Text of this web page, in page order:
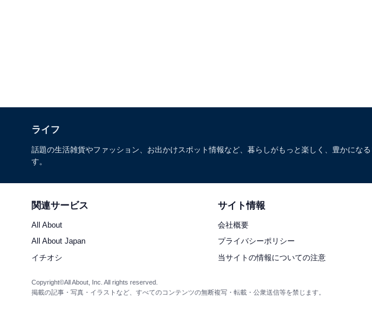
ライフ
話題の生活雑貨やファッション、お出かけスポット情報など、暮らしがもっと楽しく、豊かにな
す。
関連サービス
All About
All About Japan
イチオシ
サイト情報
会社概要
プライバシーポリシー
当サイトの情報についての注意
Copyright©All About, Inc. All rights reserved.
掲載の記事・写真・イラストなど、すべてのコンテンツの無断複写・転載・公衆送信等を禁じます。